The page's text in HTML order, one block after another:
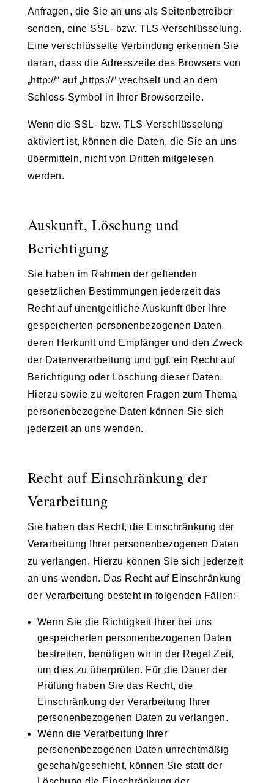
Anfragen, die Sie an uns als Seitenbetreiber
senden, eine SSL- bzw. TLS-Verschlüsselung.
Eine verschlüsselte Verbindung erkennen Sie
daran, dass die Adresszeile des Browsers von
„http://“ auf „https://“ wechselt und an dem
Schloss-Symbol in Ihrer Browserzeile.
Wenn die SSL- bzw. TLS-Verschlüsselung
aktiviert ist, können die Daten, die Sie an uns
übermitteln, nicht von Dritten mitgelesen
werden.
Auskunft, Löschung und
Berichtigung
Sie haben im Rahmen der geltenden
gesetzlichen Bestimmungen jederzeit das
Recht auf unentgeltliche Auskunft über Ihre
gespeicherten personenbezogenen Daten,
deren Herkunft und Empfänger und den Zweck
der Datenverarbeitung und ggf. ein Recht auf
Berichtigung oder Löschung dieser Daten.
Hierzu sowie zu weiteren Fragen zum Thema
personenbezogene Daten können Sie sich
jederzeit an uns wenden.
Recht auf Einschränkung der
Verarbeitung
Sie haben das Recht, die Einschränkung der
Verarbeitung Ihrer personenbezogenen Daten
zu verlangen. Hierzu können Sie sich jederzeit
an uns wenden. Das Recht auf Einschränkung
der Verarbeitung besteht in folgenden Fällen:
Wenn Sie die Richtigkeit Ihrer bei uns
gespeicherten personenbezogenen Daten
bestreiten, benötigen wir in der Regel Zeit,
um dies zu überprüfen. Für die Dauer der
Prüfung haben Sie das Recht, die
Einschränkung der Verarbeitung Ihrer
personenbezogenen Daten zu verlangen.
Wenn die Verarbeitung Ihrer
personenbezogenen Daten unrechtmäßig
geschah/geschieht, können Sie statt der